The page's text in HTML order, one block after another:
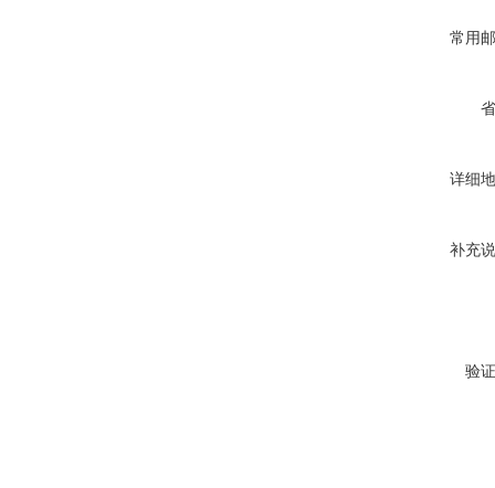
常用
详细
补充
验